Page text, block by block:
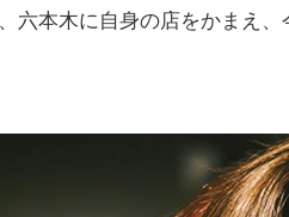
六本木に自身の店をかまえ